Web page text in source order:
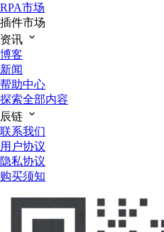
RPA市场
插件市场
资讯
博客
新闻
帮助中心
探索全部内容
辰链
联系我们
用户协议
隐私协议
购买须知